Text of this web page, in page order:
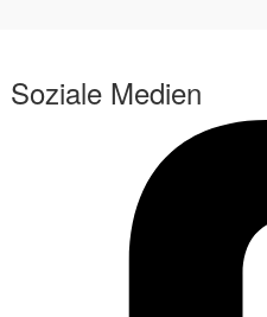
Soziale Medien